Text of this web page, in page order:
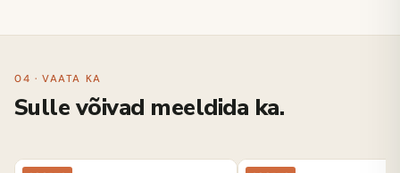
04 · VAATA KA
Sulle võivad meeldida ka.